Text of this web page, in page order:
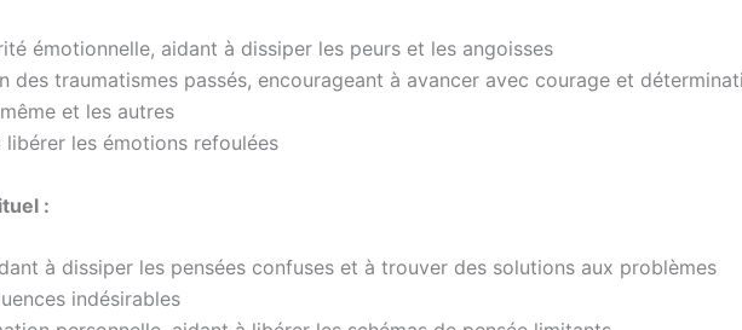
émotionnelle, aidant à dissiper les peurs et les angoisses
traumatismes passés, encourageant à avancer avec courage et
et les autres
les émotions refoulées
:
à dissiper les pensées confuses et à trouver des solutions aux problèmes
indésirables